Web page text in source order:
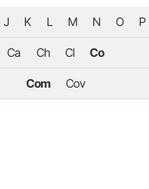
J K L M N O P
Ca Ch Cl Co
Com Cov